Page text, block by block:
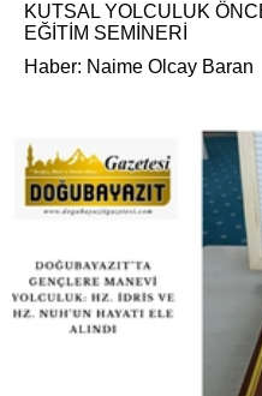
KUTSAL YOLCULUK
EĞİTİM SEMİNERİ
Haber: Naime Olcay Baran